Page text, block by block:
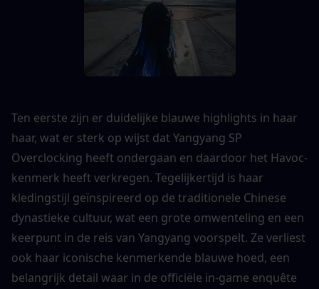
Ten eerste zijn er duidelijke blauwe highlights in haar
haar, wat er sterk op wijst dat Yangyang SP
Overclocking heeft ondergaan en daardoor het Havoc-
kenmerk heeft verkregen. Tegelijkertijd is haar
kledingstijl geïnspireerd op de traditionele Chinese
dynastieke cultuur, wat een grote omwenteling en een
keerpunt in de reis van Yangyang voorspelt. Ze verliest
ook haar iconische kenmerkende blauwe hoed, een
belangrijk detail waar in de officiële in-game enquête